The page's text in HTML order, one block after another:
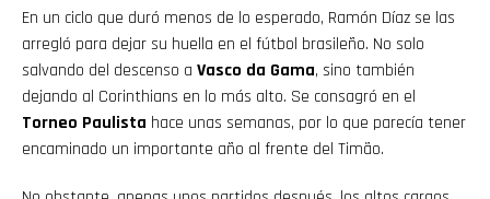
En un ciclo que duró menos de lo esperado, Ramón Díaz se las
arregló para dejar su huella en el fútbol brasileño. No solo
salvando del descenso a Vasco da Gama, sino también
dejando al Corinthians en lo más alto. Se consagró en el
Torneo Paulista hace unas semanas, por lo que parecía tener
encaminado un importante año al frente del Timão.